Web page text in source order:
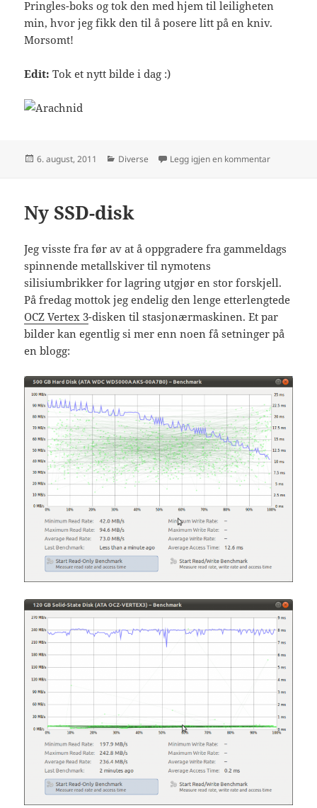
Pringles-boks og tok den med hjem til leiligheten
min, hvor jeg fikk den til å posere litt på en kniv.
Morsomt!
Edit: Tok et nytt bilde i dag :)
Publisert
6. august, 2011 Kategorier
Diverse Legg igjen en kommentartil
Ny SSD-disk
Jeg visste fra før av at å oppgradere fra gammeldags
spinnende metallskiver til nymotens
silisiumbrikker for lagring utgjør en stor forskjell.
På fredag mottok jeg endelig den lenge etterlengtede
OCZ Vertex 3-disken til stasjonærmaskinen. Et par
bilder kan egentlig si mer enn noen få setninger på
en blogg: